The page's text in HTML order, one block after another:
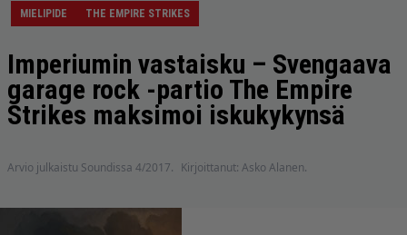
MIELIPIDE THE EMPIRE STRIKES
Imperiumin vastaisku – Svengaava
garage rock -partio The Empire
Strikes maksimoi iskukykynsä
Arvio julkaistu Soundissa 4/2017. Kirjoittanut: Asko Alanen.